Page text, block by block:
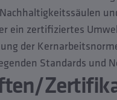
ein zertifiziertes
der
Standards und